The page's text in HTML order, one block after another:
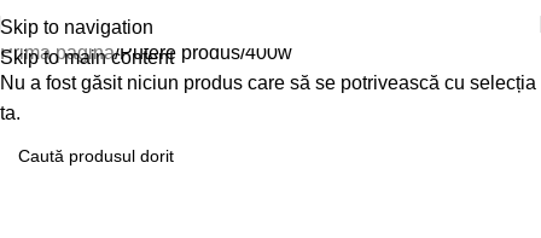
Skip to navigation
Skip to main content
Prima pagină Putere produs 400w
Nu a fost găsit niciun produs care să se potrivească cu selecția
ta.